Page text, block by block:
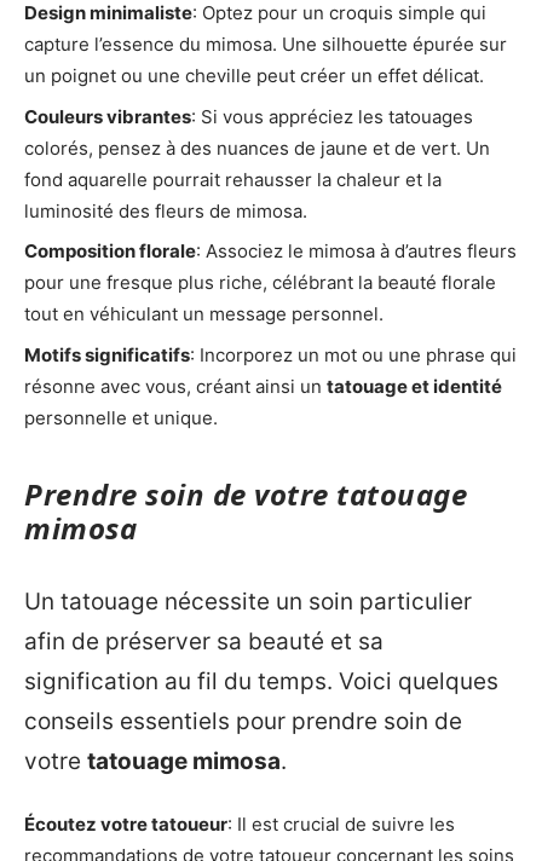
Design minimaliste: Optez pour un croquis simple qui
capture l’essence du mimosa. Une silhouette épurée sur
un poignet ou une cheville peut créer un effet délicat.
Couleurs vibrantes: Si vous appréciez les tatouages
colorés, pensez à des nuances de jaune et de vert. Un
fond aquarelle pourrait rehausser la chaleur et la
luminosité des fleurs de mimosa.
Composition florale: Associez le mimosa à d’autres fleurs
pour une fresque plus riche, célébrant la beauté florale
tout en véhiculant un message personnel.
Motifs significatifs: Incorporez un mot ou une phrase qui
résonne avec vous, créant ainsi un tatouage et identité
personnelle et unique.
Prendre soin de votre tatouage
mimosa
Un tatouage nécessite un soin particulier
afin de préserver sa beauté et sa
signification au fil du temps. Voici quelques
conseils essentiels pour prendre soin de
votre tatouage mimosa.
Écoutez votre tatoueur: Il est crucial de suivre les
recommandations de votre tatoueur concernant les soins